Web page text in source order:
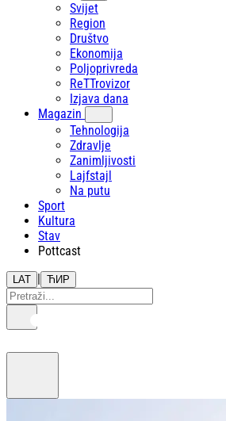
Svijet
Region
Društvo
Ekonomija
Poljoprivreda
ReTTrovizor
Izjava dana
Magazin
Tehnologija
Zdravlje
Zanimljivosti
Lajfstajl
Na putu
Sport
Kultura
Stav
Pottcast
LAT | ЋИР